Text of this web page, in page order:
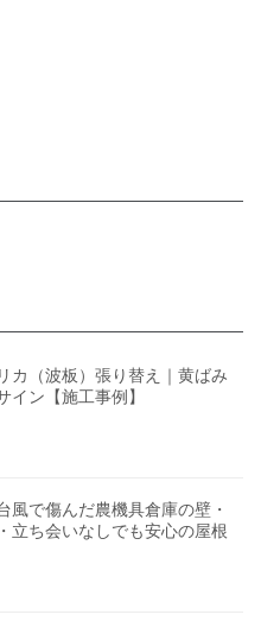
カ（波板）張り替え｜黄ばみ
イン【施工事例】
風で傷んだ農機具倉庫の壁・
立ち会いなしでも安心の屋根